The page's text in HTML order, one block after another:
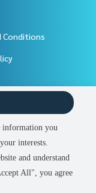
Conditions
rent
information you
interests.
and understand
All", you agree